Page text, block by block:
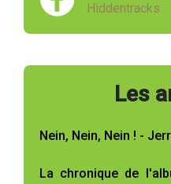
Hiddentracks
Les
Nein, Nein, Nein ! -
La chronique de